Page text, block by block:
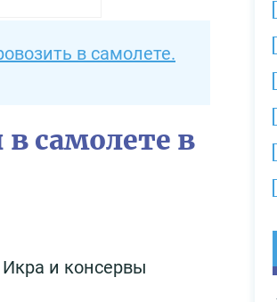
в самолете.
самолете в
и консервы